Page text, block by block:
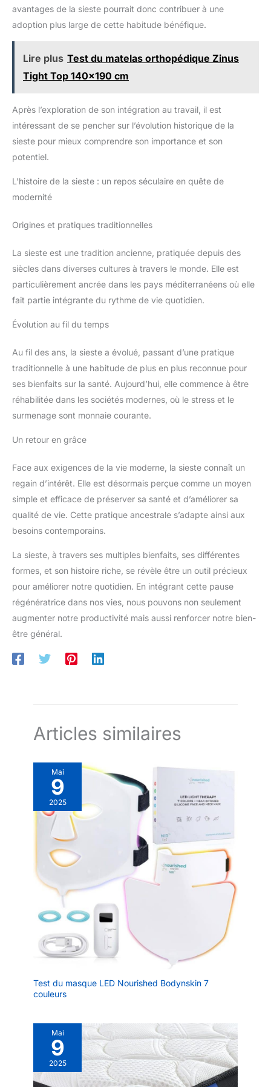
massage inclinable permet de garder télécommande,
magazines ou accessoires à portée de main pour un coin
détente toujours bien organisé
avantages de la sieste pourrait donc contribuer à une
adoption plus large de cette habitude bénéfique.
Lire plus Test du matelas orthopédique Zinus
Tight Top 140x190 cm
Après l’exploration de son intégration au travail, il est
intéressant de se pencher sur l’évolution historique de la
sieste pour mieux comprendre son importance et son
potentiel.
L’histoire de la sieste : un repos séculaire en quête de
modernité
Origines et pratiques traditionnelles
La sieste est une tradition ancienne, pratiquée depuis des
siècles dans diverses cultures à travers le monde. Elle est
particulièrement ancrée dans les pays méditerranéens où elle
fait partie intégrante du rythme de vie quotidien.
Évolution au fil du temps
Au fil des ans, la sieste a évolué, passant d’une pratique
traditionnelle à une habitude de plus en plus reconnue pour
ses bienfaits sur la santé. Aujourd’hui, elle commence à être
réhabilitée dans les sociétés modernes, où le stress et le
surmenage sont monnaie courante.
Un retour en grâce
Face aux exigences de la vie moderne, la sieste connaît un
regain d’intérêt. Elle est désormais perçue comme un moyen
simple et efficace de préserver sa santé et d’améliorer sa
qualité de vie. Cette pratique ancestrale s’adapte ainsi aux
besoins contemporains.
La sieste, à travers ses multiples bienfaits, ses différentes
formes, et son histoire riche, se révèle être un outil précieux
pour améliorer notre quotidien. En intégrant cette pause
régénératrice dans nos vies, nous pouvons non seulement
augmenter notre productivité mais aussi renforcer notre bien-
être général.
Articles similaires
Mai
9
2025
Test du masque LED Nourished Bodynskin 7
couleurs
Mai
9
2025